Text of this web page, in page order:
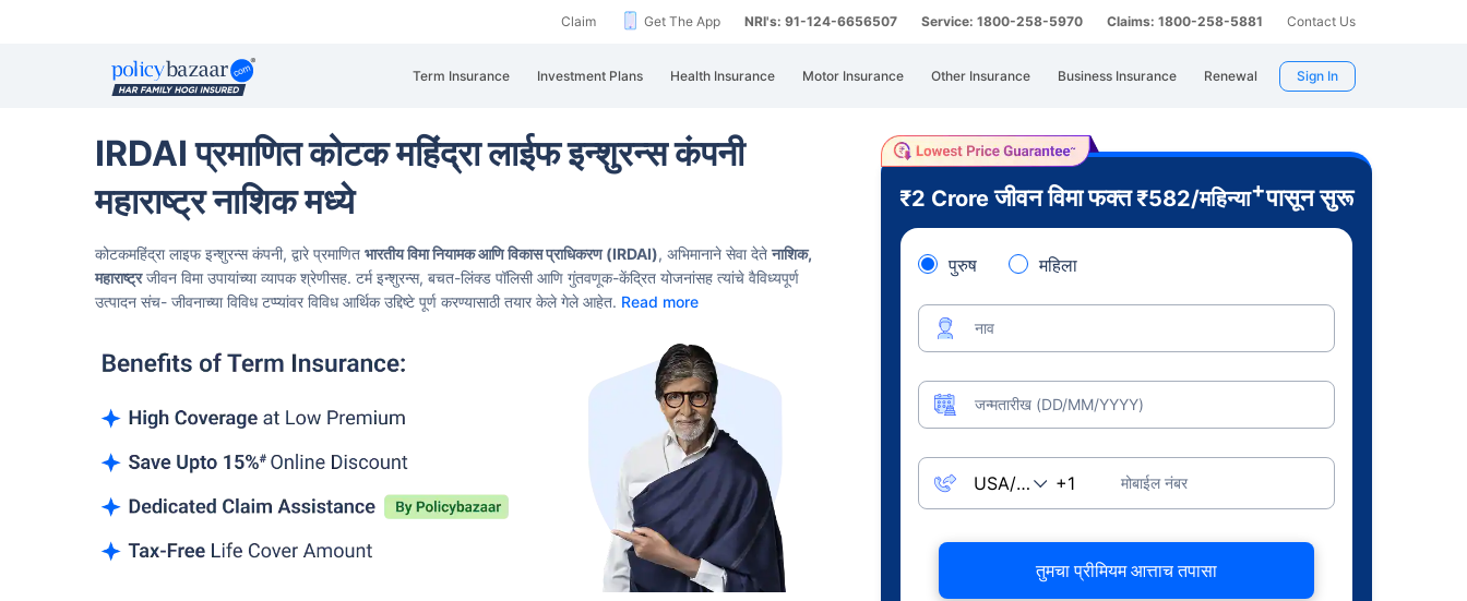
Claim Get The App NRI's: 91-124-6656507 Service: 1800-258-5970 Claims: 1800-258-5881 Contact Us
Term Insurance Investment Plans Health Insurance Motor Insurance Other Insurance Business Insurance Renewal Sign In
IRDAI प्रमाणित कोटक महिंद्रा लाईफ इन्शुरन्स कंपनी
महाराष्ट्र नाशिक मध्ये
कोटकमहिंद्रा लाइफ इन्शुरन्स कंपनी, द्वारे प्रमाणित भारतीय विमा नियामक आणि विकास प्राधिकरण (IRDAI), अभिमानाने सेवा देतेनाशिक,
महाराष्ट्रजीवन विमा उपायांच्या व्यापक श्रेणीसह. टर्म इन्शुरन्स, बचत-लिंक्ड पॉलिसी आणि गुंतवणूक-केंद्रित योजनांसह त्यांचे वैविध्यपूर्ण
उत्पादन संच- जीवनाच्या विविध टप्प्यांवर विविध आर्थिक उद्दिष्टे पूर्ण करण्यासाठी तयार केले गेले आहेत. Read more
₹2 Croreजीवन विमा फक्त₹582/महिन्या+पासून सुरू
पुरुष महिला
नाव
जन्मतारीख (DD/MM/YYYY)
मोबाईल नंबर
तुमचा प्रीमियम आत्ताच तपासा